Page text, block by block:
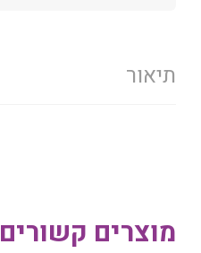
תיאור
מוצרים קשורים